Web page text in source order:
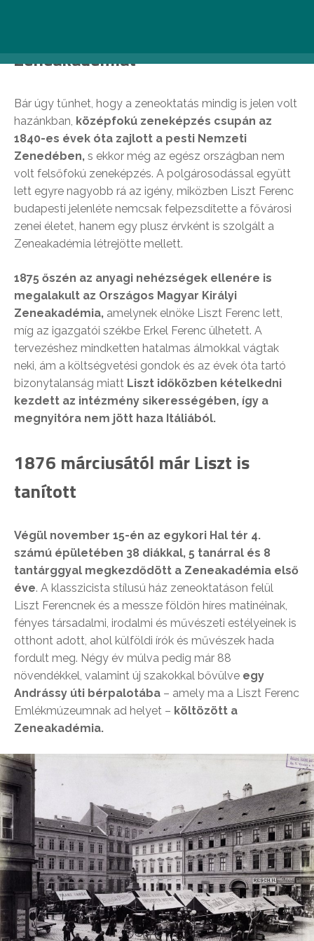
Zeneakadémiát
Bár úgy tűnhet, hogy a zeneoktatás mindig is jelen volt
hazánkban, középfokú zeneképzés csupán az
1840-es évek óta zajlott a pesti Nemzeti
Zenedében, s ekkor még az egész országban nem
volt felsőfokú zeneképzés. A polgárosodással együtt
lett egyre nagyobb rá az igény, miközben Liszt Ferenc
budapesti jelenléte nemcsak felpezsdítette a fővárosi
zenei életet, hanem egy plusz érvként is szolgált a
Zeneakadémia létrejötte mellett.
1875 őszén az anyagi nehézségek ellenére is
megalakult az Országos Magyar Királyi
Zeneakadémia, amelynek elnöke Liszt Ferenc lett,
míg az igazgatói székbe Erkel Ferenc ülhetett. A
tervezéshez mindketten hatalmas álmokkal vágtak
neki, ám a költségvetési gondok és az évek óta tartó
bizonytalanság miatt Liszt időközben kételkedni
kezdett az intézmény sikerességében, így a
megnyitóra nem jött haza Itáliából.
1876 márciusától már Liszt is
tanított
Végül november 15-én az egykori Hal tér 4.
számú épületében 38 diákkal, 5 tanárral és 8
tantárggyal megkezdődött a Zeneakadémia első
éve. A klasszicista stílusú ház zeneoktatáson felül
Liszt Ferencnek és a messze földön híres matinéinak,
fényes társadalmi, irodalmi és művészeti estélyeinek is
otthont adott, ahol külföldi írók és művészek hada
fordult meg. Négy év múlva pedig már 88
növendékkel, valamint új szakokkal bővülve egy
Andrássy úti bérpalotába – amely ma a Liszt Ferenc
Emlékmúzeumnak ad helyet – költözött a
Zeneakadémia.